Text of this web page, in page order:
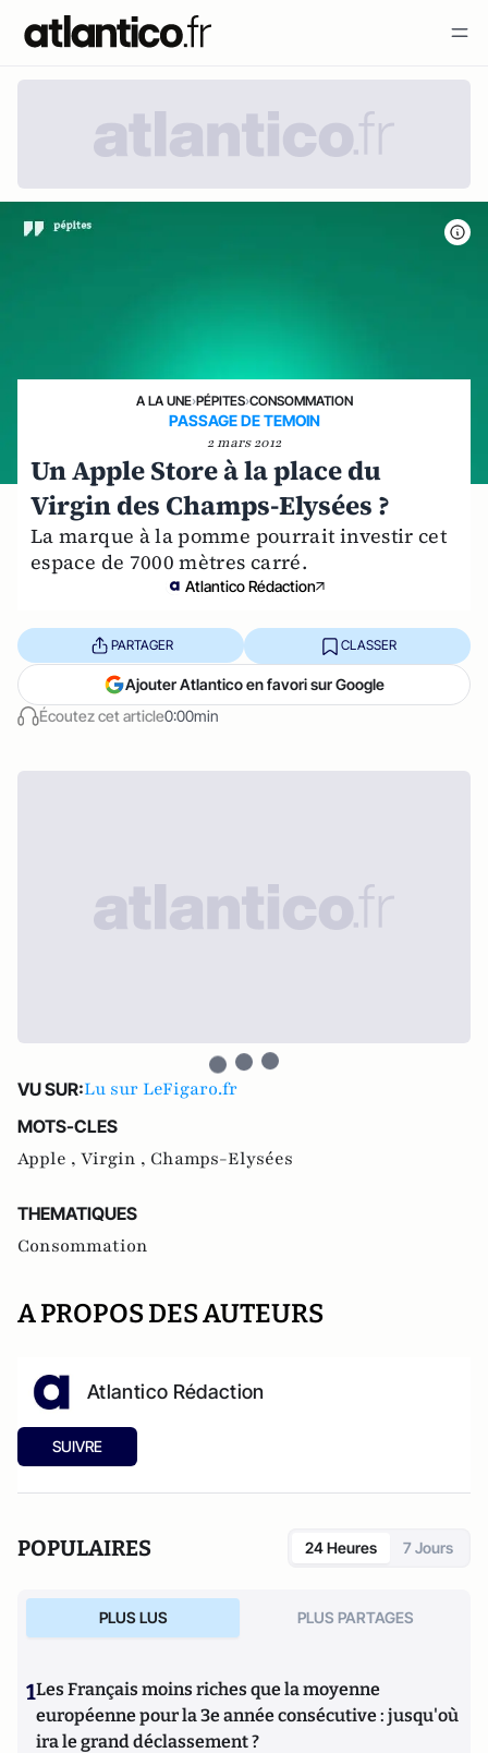
A LA UNE›PÉPITES›CONSOMMATION
PASSAGE DE TEMOIN
2 mars 2012
Un Apple Store à la place du
Virgin des Champs-Elysées ?
La marque à la pomme pourrait investir cet
espace de 7000 mètres carré.
Atlantico Rédaction
Écoutez cet article0:00min
PARTAGER CLASSER
Ajouter Atlantico en favori sur Google
VU SUR:Lu sur LeFigaro.fr
MOTS-CLES
Apple , Virgin , Champs-Elysées
THEMATIQUES
Consommation
A PROPOS DES AUTEURS
Atlantico Rédaction
SUIVRE
POPULAIRES 24 Heures 7 Jours
PLUS LUS PLUS PARTAGES
1Les Français moins riches que la moyenne
européenne pour la 3e année consécutive : jusqu'où
ira le grand déclassement ?